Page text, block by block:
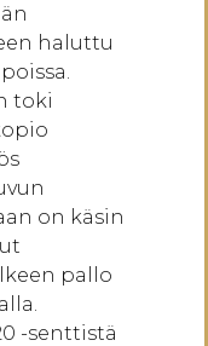
haluttu
toki
on käsin
pallo
-senttistä